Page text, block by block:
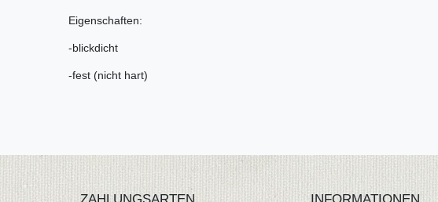
Eigenschaften:
-blickdicht
-fest (nicht hart)